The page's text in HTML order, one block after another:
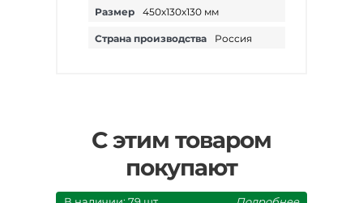
Размер 450х130х130 мм
Страна производства Россия
С этим товаром
покупают